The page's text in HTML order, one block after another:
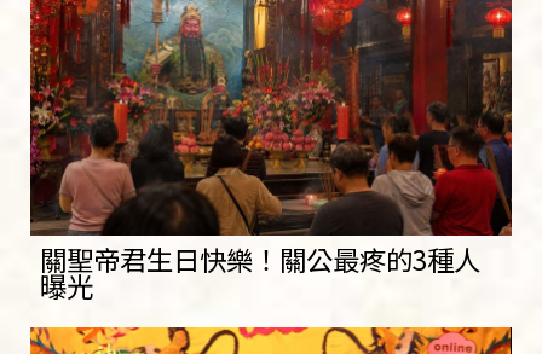
關聖帝君生日快樂！關公最疼的3種人
曝光